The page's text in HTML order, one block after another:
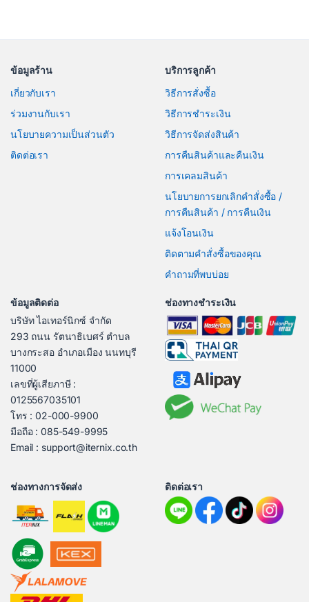
ข้อมูลร้าน
เกี่ยวกับเรา
ร่วมงานกับเรา
นโยบายความเป็นส่วนตัว
ติดต่อเรา
บริการลูกค้า
วิธีการสั่งซื้อ
วิธีการชำระเงิน
วิธีการจัดส่งสินค้า
การคืนสินค้าและคืนเงิน
การเคลมสินค้า
นโยบายการยกเลิกคำสั่งซื้อ /
การคืนสินค้า / การคืนเงิน
แจ้งโอนเงิน
ติดตามคำสั่งซื้อของคุณ
คำถามที่พบบ่อย
ข้อมูลติดต่อ
บริษัท ไอเทอร์นิกซ์ จำกัด
293 ถนน รัตนาธิเบศร์ ตำบล
บางกระสอ อำเภอเมือง นนทบุรี
11000
เลขที่ผู้เสียภาษี :
0125567035101
โทร : 02-000-9900
มือถือ : 085-549-9995
Email : support@iternix.co.th
ช่องทางชำระเงิน
ช่องทางการจัดส่ง ติดต่อเรา